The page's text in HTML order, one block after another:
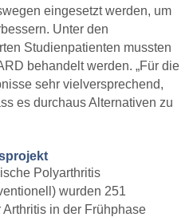
eingesetzt werden, um
Unter den
Studienpatienten mussten
behandelt werden. „Für die
sehr vielversprechend,
es durchaus Alternativen zu
Polyarthritis
wurden 251
in der Frühphase